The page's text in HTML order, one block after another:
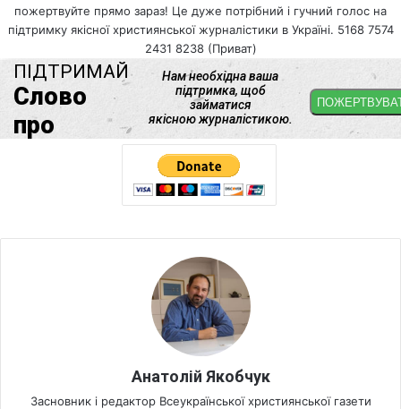
пожертвуйте прямо зараз! Це дуже потрібний і гучний голос на
підтримку якісної християнської журналістики в Україні. 5168 7574
2431 8238 (Приват)
Анатолій Якобчук
Засновник і редактор Всеукраїнської християнської газети